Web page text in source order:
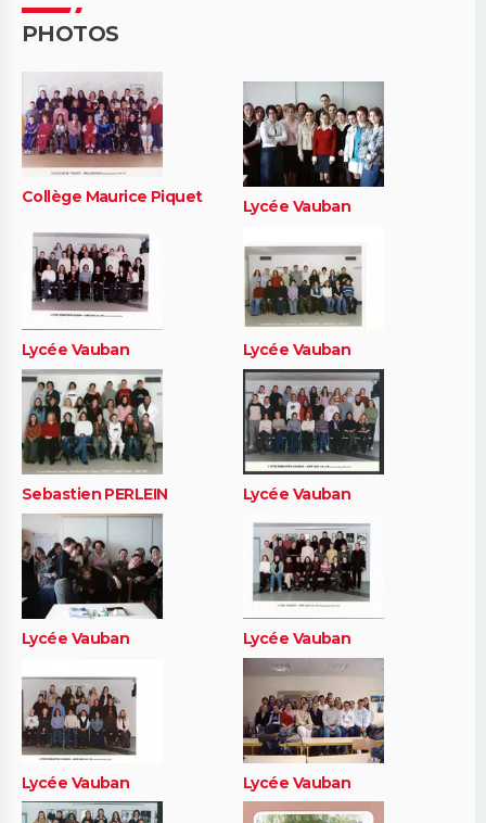
PHOTOS
Collège Maurice Piquet Lycée Vauban
Lycée Vauban Lycée Vauban
Sebastien PERLEIN Lycée Vauban
Lycée Vauban Lycée Vauban
Lycée Vauban Lycée Vauban